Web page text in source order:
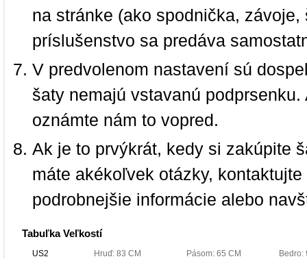
na stránke (ako spodnička,
príslušenstvo sa predáva
V predvolenom nastavení sú
šaty nemajú vstavanú
oznámte nám to vopred.
Ak je to prvýkrát, kedy si zakúpite
máte akékoľvek otázky,
podrobnejšie informácie alebo
Tabuľka Veľkostí
US2 Hruď: 83 CM Pásom: 65 CM Bedro: